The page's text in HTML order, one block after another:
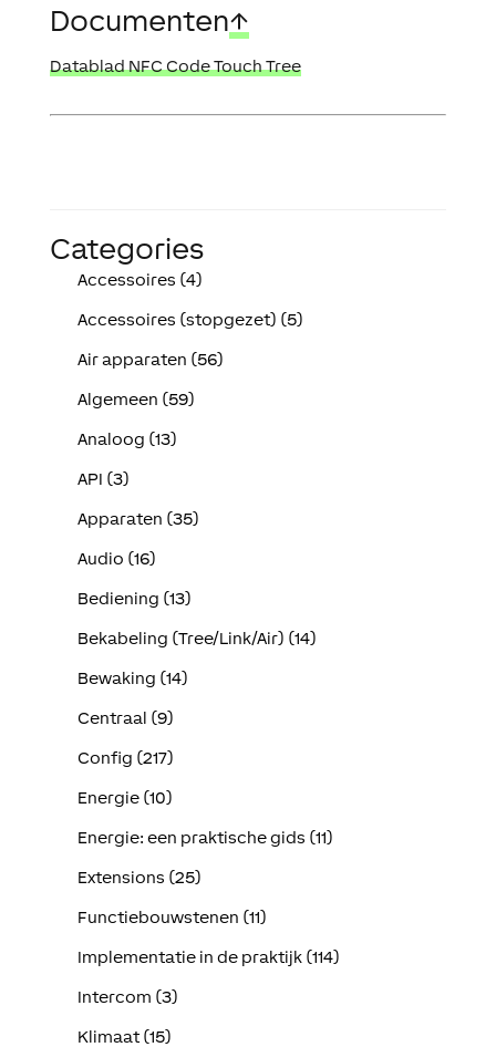
Documenten↑
Datablad NFC Code Touch Tree
Categories
Accessoires (4)
Accessoires (stopgezet) (5)
Air apparaten (56)
Algemeen (59)
Analoog (13)
API (3)
Apparaten (35)
Audio (16)
Bediening (13)
Bekabeling (Tree/Link/Air) (14)
Bewaking (14)
Centraal (9)
Config (217)
Energie (10)
Energie: een praktische gids (11)
Extensions (25)
Functiebouwstenen (11)
Implementatie in de praktijk (114)
Intercom (3)
Klimaat (15)